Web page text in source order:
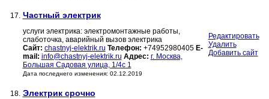
17. Частный электрик
услуги электрика: электромонтажные работы,
слаботочка, аварийный вызов электрика
Сайт: chastnyj-elektrik.ru Телефон: +74952980405 E-
mail: info@chastnyj-elektrik.ru Адрес: г. Москва,
Большая Садовая улица, 1/4с 1
Дата последнего изменения: 02.12.2019
Редактировать
Удалить
Добавить сайт
18. Электрик срочно